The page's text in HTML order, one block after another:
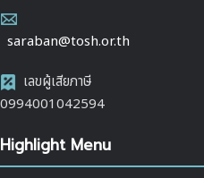
saraban@tosh.or.th
เลขผู้เสียภาษี
0994001042594
Highlight Menu